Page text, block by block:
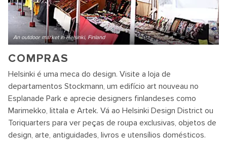
An outdoor market in Helsinki, Finland
COMPRAS
Helsinki é uma meca do design. Visite a loja de
departamentos Stockmann, um edifício art nouveau no
Esplanade Park e aprecie designers finlandeses como
Marimekko, Iittala e Artek. Vá ao Helsinki Design District ou
Toriquarters para ver peças de roupa exclusivas, objetos de
design, arte, antiguidades, livros e utensílios domésticos.